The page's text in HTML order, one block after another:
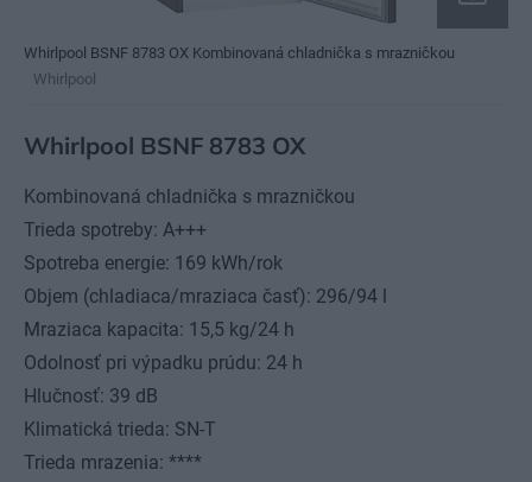
Whirlpool BSNF 8783 OX Kombinovaná chladnička s mrazničkou
Whirlpool
Whirlpool BSNF 8783 OX
Kombinovaná chladnička s mrazničkou
Trieda spotreby: A+++
Spotreba energie: 169 kWh/rok
Objem (chladiaca/mraziaca časť): 296/94 l
Mraziaca kapacita: 15,5 kg/24 h
Odolnosť pri výpadku prúdu: 24 h
Hlučnosť: 39 dB
Klimatická trieda: SN-T
Trieda mrazenia: ****